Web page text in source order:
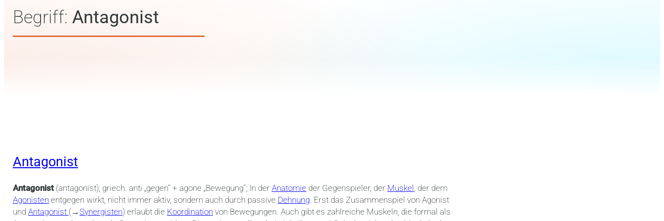
Begriff: Antagonist
Antagonist
Antagonist(antagonist), griech. anti „gegen“ + agone „Bewegung“; In der Anatomie der Gegenspieler, der Muskel , der dem
Agonisten entgegen wirkt, nicht immer aktiv, sondern auch durch passive Dehnung. Erst das Zusammenspiel von Agonist
und Antagonist (→Synergisten) erlaubt die Koordination von Bewegungen. Auch gibt es zahlreiche Muskeln, die formal als